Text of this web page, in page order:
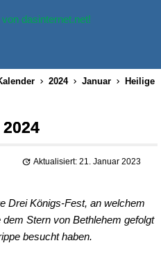
2024 Januar
Heilige
Aktualisiert: 21. Januar 2023
Drei Königs-Fest, an welchem
Stern von Bethlehem gefolgt
besucht haben.